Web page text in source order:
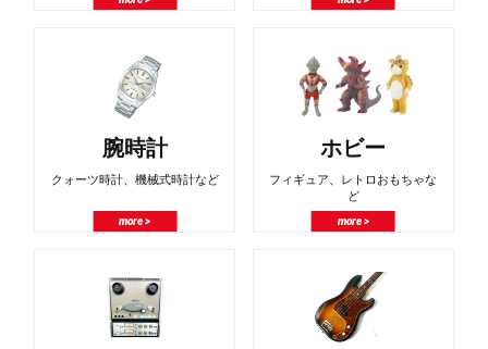
腕時計
クォーツ時計、機械式時計など
more >
ホビー
フィギュア、レトロおもちゃな
ど
more >